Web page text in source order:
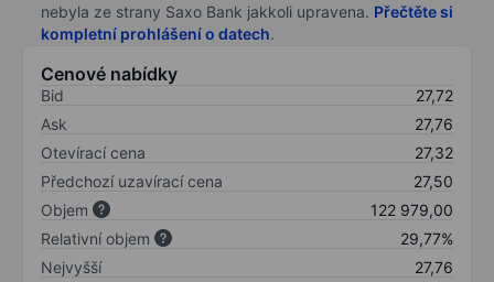
nebyla ze strany Saxo Bank jakkoli upravena. Přečtěte si
kompletní prohlášení o datech.
Cenové nabídky
Bid
27,72
Ask
27,76
Otevírací cena
27,32
Předchozí uzavírací cena
27,50
Objem
122 979,00
Relativní objem
29,77%
Nejvyšší
27,76